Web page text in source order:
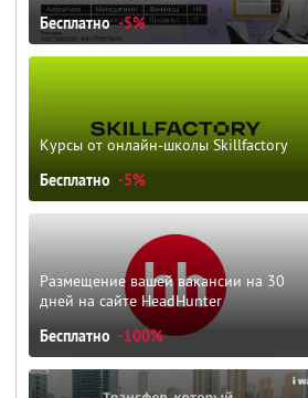
Бесплатно -5%
Курсы от онлайн-школы Skillfactory
Бесплатно -5%
Размещение вашей вакансии на 30
дней на сайте HeadHunter
Бесплатно -100%